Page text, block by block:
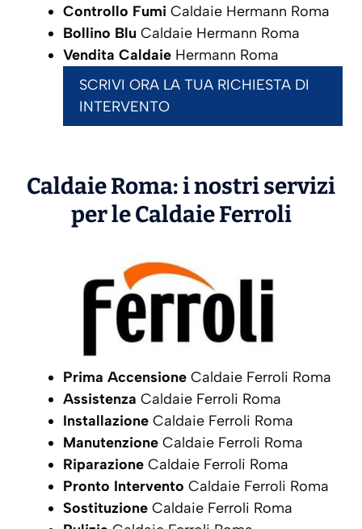
Controllo Fumi Caldaie Hermann Roma
Bollino Blu Caldaie Hermann Roma
Vendita Caldaie Hermann Roma
SCRIVI ORA LA TUA RICHIESTA DI
INTERVENTO
Caldaie Roma: i nostri servizi
per le CaldaieFerroli
Prima Accensione Caldaie Ferroli Roma
Assistenza Caldaie Ferroli Roma
Installazione Caldaie Ferroli Roma
Manutenzione Caldaie Ferroli Roma
Riparazione Caldaie Ferroli Roma
Pronto Intervento Caldaie Ferroli Roma
Sostituzione Caldaie Ferroli Roma